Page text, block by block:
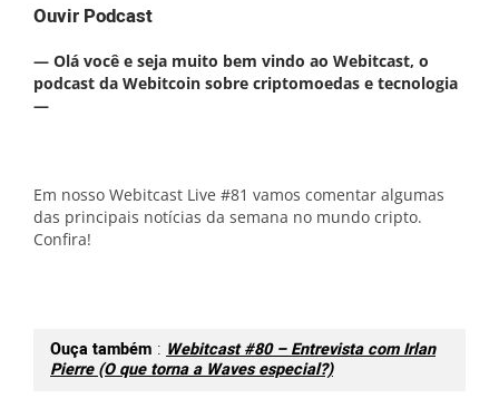
Ouvir Podcast
— Olá você e seja muito bem vindo ao Webitcast, o
podcast da Webitcoin sobre criptomoedas e tecnologia
—
Em nosso Webitcast Live #81 vamos comentar algumas
das principais notícias da semana no mundo cripto.
Confira!
Ouça também : Webitcast #80 – Entrevista com Irlan
Pierre (O que torna a Waves especial?)